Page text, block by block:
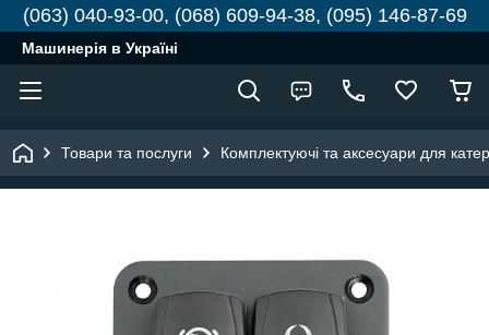
(063) 040-93-00, (068) 609-94-38, (095) 146-87-69
Машинерія в Україні
Товари та послуги Комплектуючі та аксесуари для